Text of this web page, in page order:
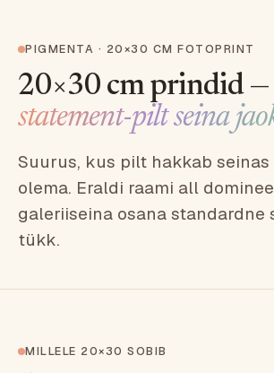
PIGMENTA · 20×30 CM FOTOPRINT
20×30 cm prindid —
statement-pilt seina
Suurus, kus pilt hakkab seinas
olema. Eraldi raami all
galeriiseina osana standardne
tükk.
MILLELE 20×30 SOBIB